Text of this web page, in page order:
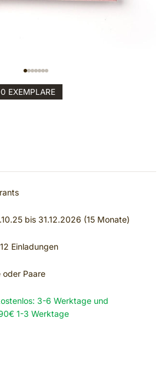
EXEMPLARE
bis 31.12.2026 (15 Monate)
Einladungen
oder Paare
3-6 Werktage und
1-3 Werktage